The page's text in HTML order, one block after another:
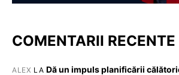
COMENTARII RECENTE
ALEX LA Dă un impuls planificării